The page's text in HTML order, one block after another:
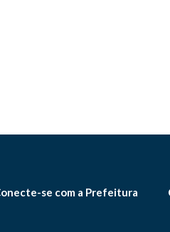
se com a Prefeitura